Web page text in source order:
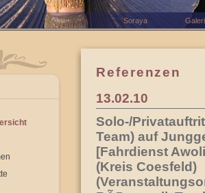
Referenzen
13.02.10
Solo-/
Team) auf
[Fahrdienst
(Kreis Coesfeld)
Soraya